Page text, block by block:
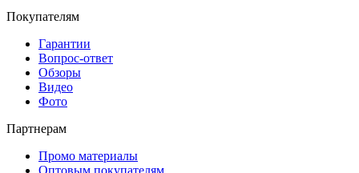
Покупателям
Гарантии
Вопрос-ответ
Обзоры
Видео
Фото
Партнерам
Промо материалы